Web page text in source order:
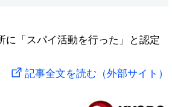
「スパイ活動を行った」と認定
記事全文を読む（外部サイト）